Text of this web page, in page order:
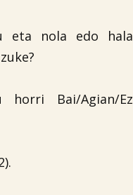
eta nola edo hala
horri Bai/Agian/Ez